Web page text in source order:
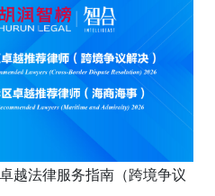
越法律服务指南（跨境争议